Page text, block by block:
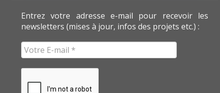
Entrez votre adresse e-mail pour recevoir les
newsletters (mises à jour, infos des projets etc.) :